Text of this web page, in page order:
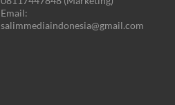
Email:
salimmediaindonesia@gmail.com